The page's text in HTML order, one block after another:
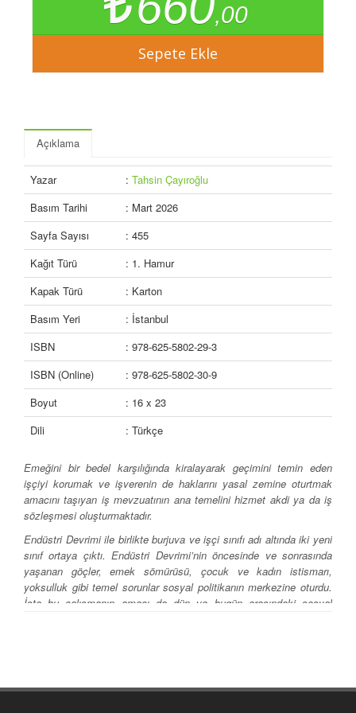
,00
Açıklama
Yazar : Tahsin Çayıroğlu
Basım Tarihi
: Mart 2026
Sayfa Sayısı
: 455
Kağıt Türü
: 1. Hamur
Kapak Türü
: Karton
Basım Yeri
: İstanbul
ISBN
: 978-625-5802-29-3
ISBN (Online)
: 978-625-5802-30-9
Boyut
: 16 x 23
Dili
: Türkçe
Emeğini bir bedel karşılığında kiralayarak geçimini temin eden
işçiyi korumak ve işverenin de haklarını yasal zemine oturtmak
amacını taşıyan iş mevzuatının ana temelini hizmet akdi ya da iş
sözleşmesi oluşturmaktadır.
Endüstri Devrimi ile birlikte burjuva ve işçi sınıfı adı altında iki yeni
sınıf ortaya çıktı. Endüstri Devrimi’nin öncesinde ve sonrasında
yaşanan göçler, emek sömürüsü, çocuk ve kadın istismarı,
yoksulluk gibi temel sorunlar sosyal politikanın merkezine oturdu.
İşte bu çalışmanın amacı da dün ve bugün arasındaki sosyal
gibi istihdamın artırılması yönünde olumlu bir adım olarak görenler